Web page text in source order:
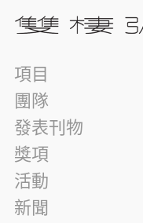
項目
團隊
發表刊物
獎項
活動
新聞